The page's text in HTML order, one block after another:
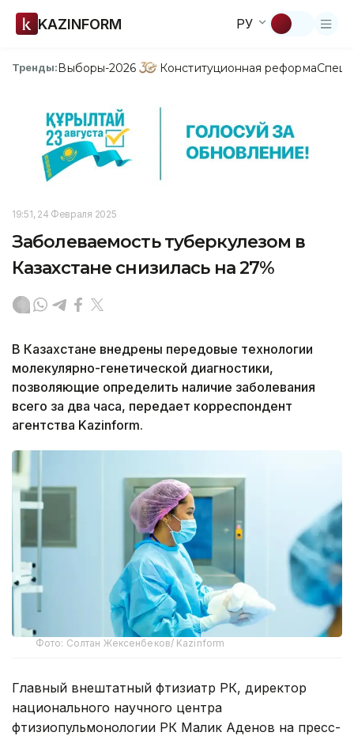
KAZINFORM РУ
Тренды:Выборы-2026 Конституционная реформа
19:51, 24 Февраля 2025
Заболеваемость туберкулезом в
Казахстане снизилась на 27%
В Казахстане внедрены передовые технологии
молекулярно-генетической диагностики,
позволяющие определить наличие заболевания
всего за два часа, передает корреспондент
агентства Kazinform.
Фото: Солтан Жексенбеков/ Kazinform
Главный внештатный фтизиатр РК, директор
национального научного центра
фтизиопульмонологии РК Малик Аденов на пресс-